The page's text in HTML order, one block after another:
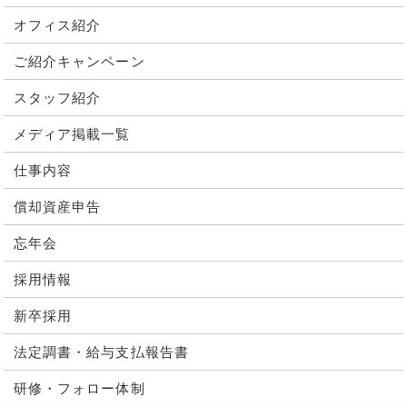
オフィス紹介
ご紹介キャンペーン
スタッフ紹介
メディア掲載一覧
仕事内容
償却資産申告
忘年会
採用情報
新卒採用
法定調書・給与支払報告書
研修・フォロー体制